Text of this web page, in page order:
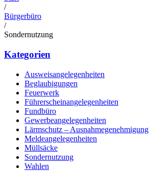
/
Bürgerbüro
/
Sondernutzung
Kategorien
Ausweisangelegenheiten
Beglaubigungen
Feuerwerk
Führerscheinangelegenheiten
Fundbüro
Gewerbeangelegenheiten
Lärmschutz – Ausnahmegenehmigung
Meldeangelegenheiten
Müllsäcke
Sondernutzung
Wahlen